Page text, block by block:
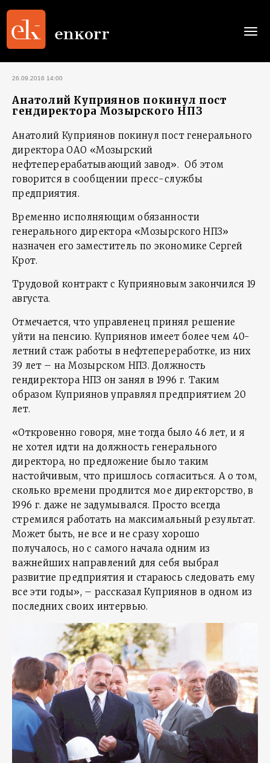
26.09.2016 14:00
Анатолий Куприянов покинул пост
гендиректора Мозырского НПЗ
Анатолий Куприянов покинул пост генерального
директора ОАО «Мозырский
нефтеперерабатывающий завод». Об этом
говорится в сообщении пресс-службы
предприятия.
Временно исполняющим обязанности
генерального директора «Мозырского НПЗ»
назначен его заместитель по экономике Сергей
Крот.
Трудовой контракт с Куприяновым закончился 19
августа.
Отмечается, что управленец принял решение
уйти на пенсию. Куприянов имеет более чем 40-
летний стаж работы в нефтепереработке, из них
39 лет – на Мозырском НПЗ. Должность
гендиректора НПЗ он занял в 1996 г. Таким
образом Куприянов управлял предприятием 20
лет.
«Откровенно говоря, мне тогда было 46 лет, и я
не хотел идти на должность генерального
директора, но предложение было таким
настойчивым, что пришлось согласиться. А о том,
сколько времени продлится мое директорство, в
1996 г. даже не задумывался. Просто всегда
стремился работать на максимальный результат.
Может быть, не все и не сразу хорошо
получалось, но с самого начала одним из
важнейших направлений для себя выбрал
развитие предприятия и стараюсь следовать ему
все эти годы», – рассказал Куприянов в одном из
последних своих интервью.